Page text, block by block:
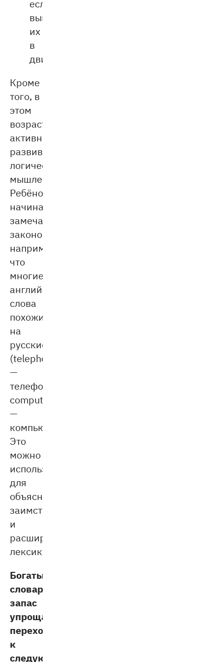
если
выполняют
их
в
движении.
Кроме
того, в
этом
возрасте
активно
развивается
логическое
мышление.
Ребёнок
начинает
замечать
закономерности:
например,
что
многие
английские
слова
похожи
на
русские
(telephone
—
телефон,
computer
—
компьютер).
Это
можно
использовать
для
объяснения
заимствований
и
расширения
лексики.
Богатый
словарный
запас
упрощает
переход
к
следующим